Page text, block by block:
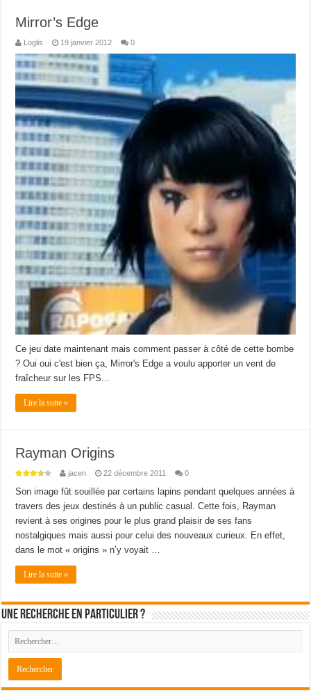
Mirror’s Edge
Loglis 19 janvier 2012 0
Ce jeu date maintenant mais comment passer à côté de cette bombe
? Oui oui c'est bien ça, Mirror's Edge a voulu apporter un vent de
fraîcheur sur les FPS...
Lire la suite »
Rayman Origins
jacen 22 décembre 2011 0
Son image fût souillée par certains lapins pendant quelques années à
travers des jeux destinés à un public casual. Cette fois, Rayman
revient à ses origines pour le plus grand plaisir de ses fans
nostalgiques mais aussi pour celui des nouveaux curieux. En effet,
dans le mot « origins » n’y voyait …
Lire la suite »
Une recherche en particulier ?